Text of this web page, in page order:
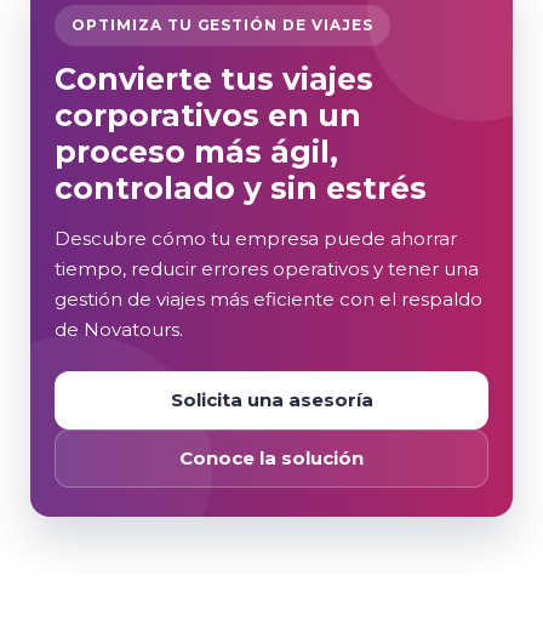
OPTIMIZA TU GESTIÓN DE VIAJES
Convierte tus viajes
corporativos en un
proceso más ágil,
controlado y sin estrés
Descubre cómo tu empresa puede ahorrar
tiempo, reducir errores operativos y tener una
gestión de viajes más eficiente con el respaldo
de Novatours.
Solicita una asesoría
Conoce la solución